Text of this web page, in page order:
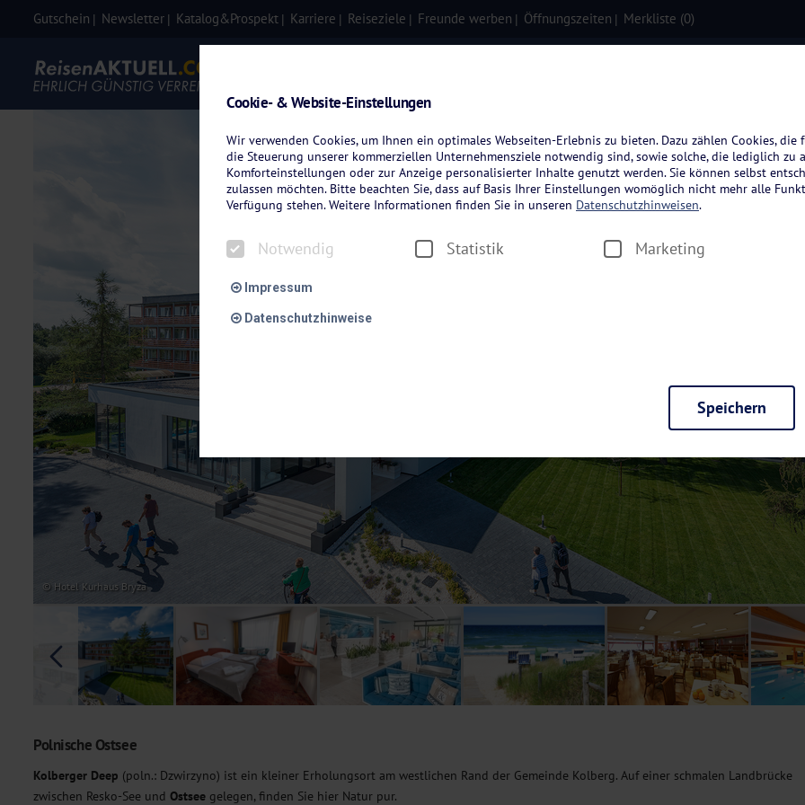
Gutschein Newsletter Katalog&Prospekt Karriere Reiseziele Freunde werben Öffnungszeiten Merkliste (0)
© Hotel Kurhaus Bryza
Polnische Ostsee
Kolberger Deep (poln.: Dzwirzyno) ist ein kleiner Erholungsort am westlichen Rand der Gemeinde Kolberg. Auf einer schmalen Landbrücke
zwischen Resko-See und Ostsee gelegen, finden Sie hier Natur pur.
Cookie- & Website-Einstellungen
Wir verwenden Cookies, um Ihnen ein optimales Webseiten-Erlebnis zu bieten. Dazu zählen Cookies,
die Steuerung unserer kommerziellen Unternehmensziele notwendig sind, sowie solche, die lediglich zu
Komforteinstellungen oder zur Anzeige personalisierter Inhalte genutzt werden. Sie können selbst
zulassen möchten. Bitte beachten Sie, dass auf Basis Ihrer Einstellungen womöglich nicht mehr alle
Verfügung stehen. Weitere Informationen finden Sie in unseren Datenschutzhinweisen.
Notwendig Statistik Marketing
Impressum
Datenschutzhinweise
Diese Cookies sind für den Betrieb der Seite unbedingt notwendig und ermöglichen beispielsweise
möchten, um Ihnen unsere Dienste bei einem erneuten Besuch unserer Seite schneller zur Verfügung zu
Statistik
Um unser Angebot und unsere Webseite weiter zu verbessern, erfassen wir anonymisierte Daten für
dieser Cookies können wir beispielsweise die Besucherzahlen und den Effekt bestimmter Seiten unseres
unsere Inhalte optimieren. Wir nutzen hierfür Dienste von Google und Facebook. Durch diese Dienste
Übermittlung, der auf unsere Website erfassten Daten, kommen. Weitere Hinweise zu der Verarbeitung
Datenschutzhinweisen. Sie können Ihre Einwilligung jederzeit in denCookie-Einstellungen
widerrufen.
Marketing
Diese Cookies werden genutzt, um Ihnen personalisierte Inhalte, passend zu Ihren Interessen anzuzeigen.
Speichern